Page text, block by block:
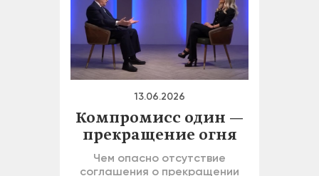
13.06.2026
Компромисс один —
прекращение огня
Чем опасно отсутствие
соглашения о прекращении